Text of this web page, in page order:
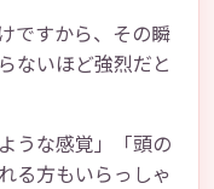
ですから、その瞬
ないほど強烈だと
うな感覚」「頭の
る方もいらっしゃ